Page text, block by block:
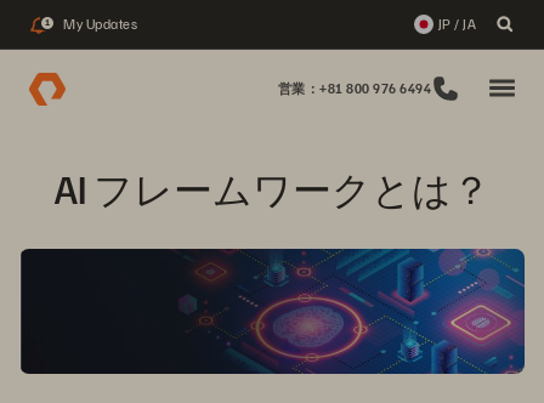
1 My Updates JP / JA
営業：+81 800 976 6494
AI フレームワークとは？